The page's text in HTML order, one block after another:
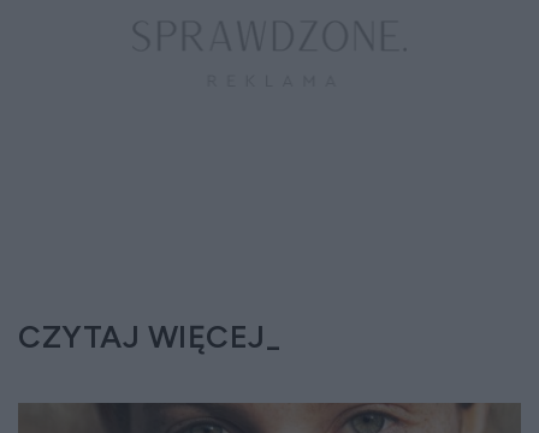
CZYTAJ WIĘCEJ